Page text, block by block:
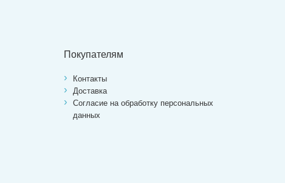
Покупателям
Контакты
Доставка
Согласие на обработку персональных
данных